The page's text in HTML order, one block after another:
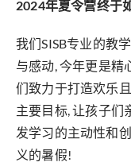
2024年夏令营终于
我们SISB专业的教
与感动, 今年更是精
们致力于打造欢乐
主要目标, 让孩子们
发学习的主动性和
义的暑假!